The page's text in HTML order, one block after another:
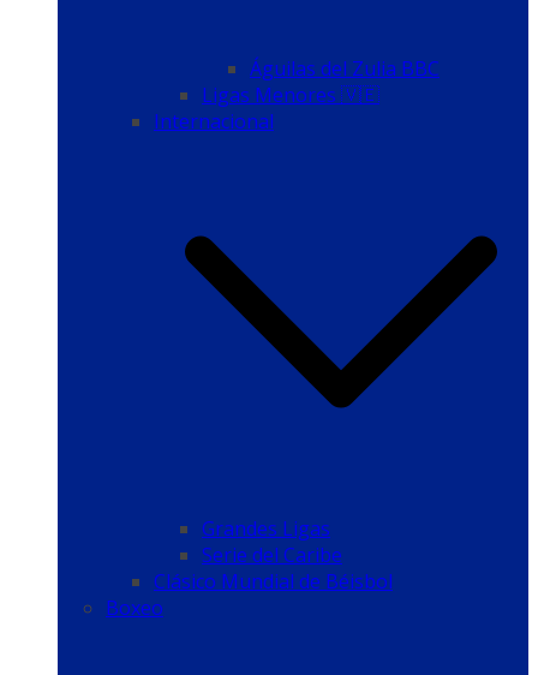
Águilas del Zulia BBC
Ligas Menores 🇻🇪
Internacional
Grandes Ligas
Serie del Caribe
Clásico Mundial de Béisbol
Boxeo